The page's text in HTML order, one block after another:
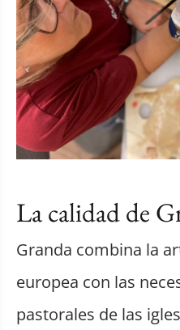
La calidad de
Granda combina la
europea con las
pastorales de las